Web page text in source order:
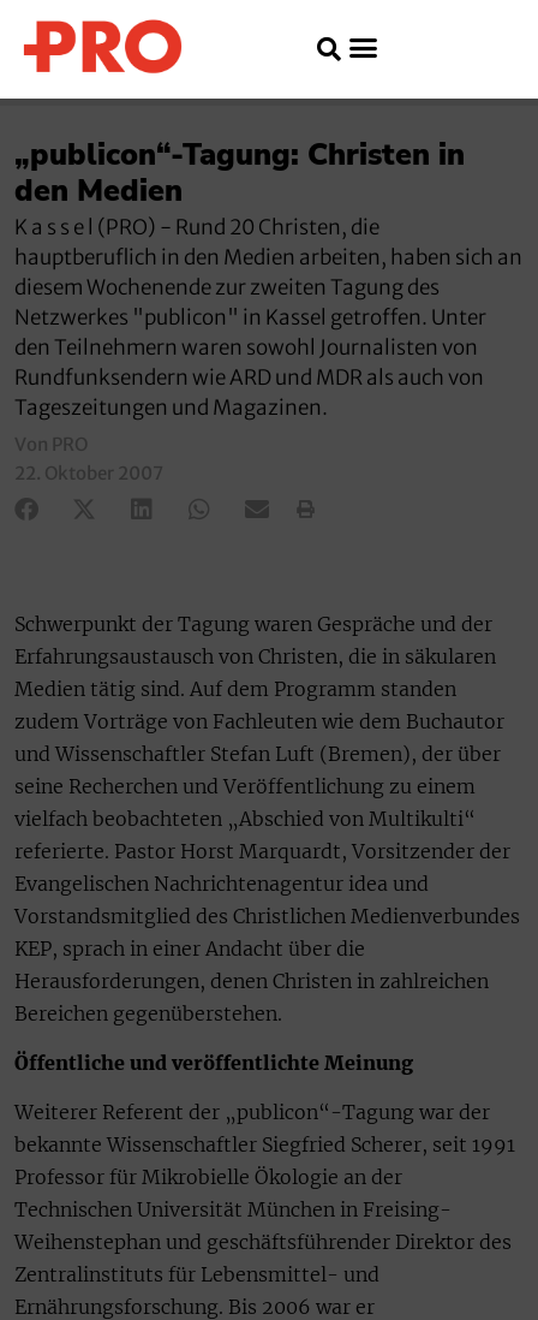
„publicon“-Tagung: Christen in
den Medien
K a s s e l (PRO) - Rund 20 Christen, die
hauptberuflich in den Medien arbeiten, haben sich an
diesem Wochenende zur zweiten Tagung des
Netzwerkes "publicon" in Kassel getroffen. Unter
den Teilnehmern waren sowohl Journalisten von
Rundfunksendern wie ARD und MDR als auch von
Tageszeitungen und Magazinen.
Von PRO
22. Oktober 2007
Schwerpunkt der Tagung waren Gespräche und der
Erfahrungsaustausch von Christen, die in säkularen
Medien tätig sind. Auf dem Programm standen
zudem Vorträge von Fachleuten wie dem Buchautor
und Wissenschaftler Stefan Luft (Bremen), der über
seine Recherchen und Veröffentlichung zu einem
vielfach beobachteten „Abschied von Multikulti“
referierte. Pastor Horst Marquardt, Vorsitzender der
Evangelischen Nachrichtenagentur idea und
Vorstandsmitglied des Christlichen Medienverbundes
KEP, sprach in einer Andacht über die
Herausforderungen, denen Christen in zahlreichen
Bereichen gegenüberstehen.
Öffentliche und veröffentlichte Meinung
Weiterer Referent der „publicon“-Tagung war der
bekannte Wissenschaftler Siegfried Scherer, seit 1991
Professor für Mikrobielle Ökologie an der
Technischen Universität München in Freising-
Weihenstephan und geschäftsführender Direktor des
Zentralinstituts für Lebensmittel- und
Ernährungsforschung. Bis 2006 war er